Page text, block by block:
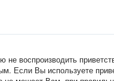
не воспроизводить
Если Вы используете